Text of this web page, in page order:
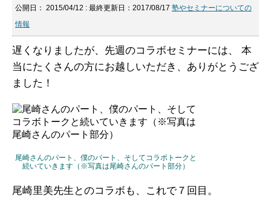
スケジュール
コンサルティング
マーケティング塾
書籍
ガイアの実績
メールマガジン
お問い合わせ
公開日： 2015/04/12 : 最終更新日：2017/08/17 塾やセミナーについての
情報
遅くなりましたが、先週のコラボセミナーには、
本
当にたくさんの方にお越しいただき、ありがとうござ
ました！
尾崎さんのパート、僕のパート、そしてコラボトークと
続いていきます（※写真は尾崎さんのパート部分）
尾崎里美先生とのコラボも、これで７回目。